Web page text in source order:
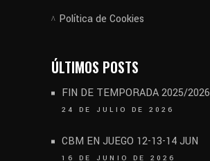
Política de Cookies
ÚLTIMOS POSTS
FIN DE TEMPORADA 2025/2026
24 DE JULIO DE 2026
CBM EN JUEGO 12-13-14 JUN
16 DE JUNIO DE 2026